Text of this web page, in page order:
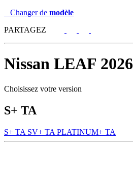
Changer de modèle
PARTAGEZ
Nissan LEAF 2026
Choisissez votre version
S+ TA
S+ TA SV+ TA PLATINUM+ TA